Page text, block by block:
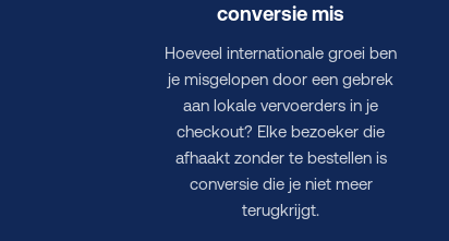
conversie mis
Hoeveel internationale groei ben
je misgelopen door een gebrek
aan lokale vervoerders in je
checkout? Elke bezoeker die
afhaakt zonder te bestellen is
conversie die je niet meer
terugkrijgt.